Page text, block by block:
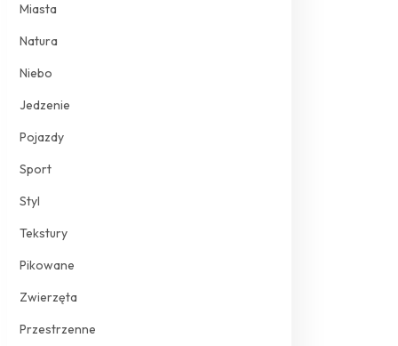
Miasta
Natura
Niebo
Jedzenie
Pojazdy
Sport
Styl
Tekstury
Pikowane
Zwierzęta
Przestrzenne